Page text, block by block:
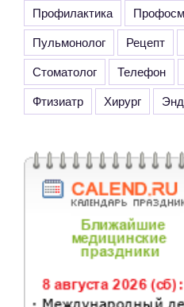
Профилактика
Пульмонолог
Рецепт
Стоматолог
Телефон
Фтизиатр
Хирург